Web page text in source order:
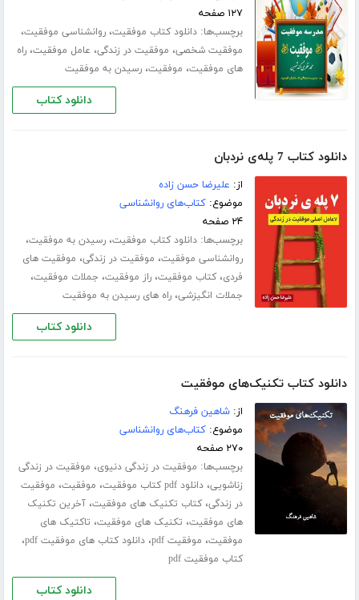
۱۲۷ صفحه
برچسب‌ها:دانلود کتاب موفقیت،روانشناسی موفقیت،
موفقیت شخصی، موفقیت در زندگی، عامل موفقیت،راه
های موفقیت، موفقیت،رسیدن به موفقیت
دانلود کتاب
دانلود کتاب 7 پله‌ی نردبان
از: علیرضا حسن زاده
موضوع:کتاب‌های روانشناسی
۲۴ صفحه
برچسب‌ها:دانلود کتاب موفقیت،رسیدن به موفقیت،
روانشناسی موفقیت، موفقیت در زندگی، موفقیت های
فردی،کتاب موفقیت،راز موفقیت، جملات موفقیت،
جملات انگیزشی،راه های رسیدن به موفقیت
دانلود کتاب
دانلود کتاب تکنیک‌های موفقیت
از:شاهین فرهنگ
موضوع:کتاب‌های روانشناسی
۲۷۰ صفحه
برچسب‌ها: موفقیت در زندگی دنیوی، موفقیت در زندگی
زناشویی،دانلود pdf کتاب موفقیت ، موفقیت، موفقیت
در زندگی،کتاب تکنیک های موفقیت،آخرین تکنیک
های موفقیت، تکنیک های موفقیت، تاکتیک های
موفقیت، موفقیت pdf ،دانلود کتاب های موفقیت pdf ،
کتاب موفقیت pdf
دانلود کتاب